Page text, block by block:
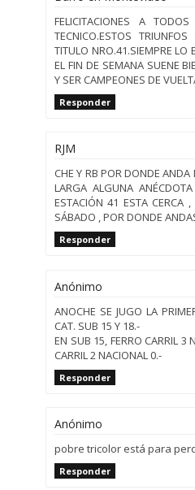
FELICITACIONES A
TECNICO.ESTOS
TITULO NRO.41.SIEMPRE LO
EL FIN DE SEMANA SUENE
Y SER CAMPEONES DE
Responder
RJM
CHE Y RB POR DONDE
LARGA ALGUNA
ESTACIÓN 41 ESTA CERCA
SÁBADO , POR DONDE
Responder
Anónimo
ANOCHE SE JUGO LA
CAT. SUB 15 Y 18.-
EN SUB 15, FERRO CARRIL 3
CARRIL 2 NACIONAL 0.-
Responder
Anónimo
pobre tricolor está para
Responder